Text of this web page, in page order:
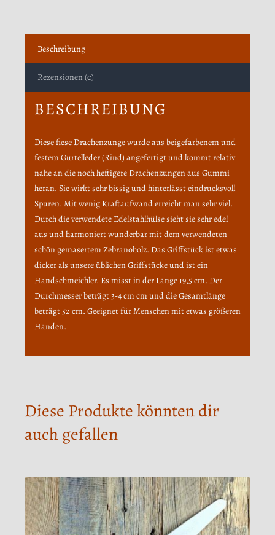
Beschreibung
Rezensionen (0)
BESCHREIBUNG
Diese fiese Drachenzunge wurde aus beigefarbenem und
festem Gürtelleder (Rind) angefertigt und kommt relativ
nahe an die noch heftigere Drachenzungen aus Gummi
heran. Sie wirkt sehr bissig und hinterlässt eindrucksvoll
Spuren. Mit wenig Kraftaufwand erreicht man sehr viel.
Durch die verwendete Edelstahlhülse sieht sie sehr edel
aus und harmoniert wunderbar mit dem verwendeten
schön gemasertem Zebranoholz. Das Griffstück ist etwas
dicker als unsere üblichen Griffstücke und ist ein
Handschmeichler. Es misst in der Länge 19,5 cm. Der
Durchmesser beträgt 3-4 cm cm und die Gesamtlänge
beträgt 52 cm. Geeignet für Menschen mit etwas größeren
Händen.
Diese Produkte könnten dir
auch gefallen